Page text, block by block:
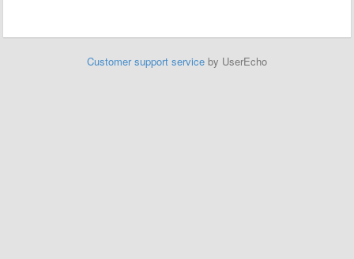
Customer support service by UserEcho